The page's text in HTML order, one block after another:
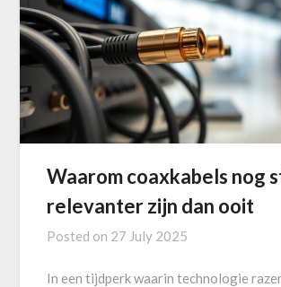
Waarom coaxkabels nog
relevanter zijn dan ooit
Posted on 27 July 2025
In een tijdperk waarin technologie